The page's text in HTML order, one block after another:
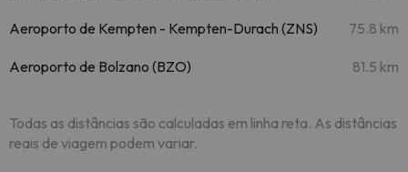
Aeroporto de Kempten - Kempten-Durach (ZNS) 75.8 km
Aeroporto de Bolzano (BZO) 81.5 km
Todas as distâncias são calculadas em linha reta. As distâncias
reais de viagem podem variar.